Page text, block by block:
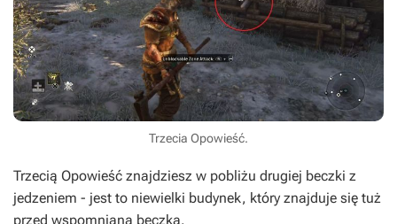
Trzecia Opowieść.
Trzecią Opowieść znajdziesz w pobliżu drugiej beczki z
jedzeniem - jest to niewielki budynek, który znajduje się tuż
przed wspomnianą beczką.